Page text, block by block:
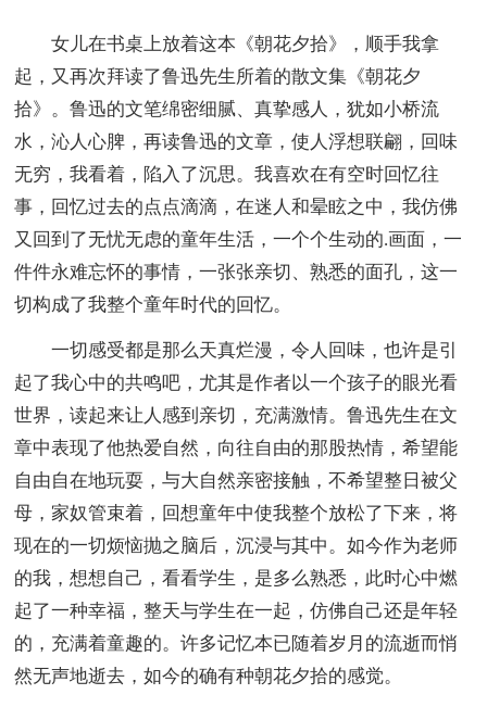
女儿在书桌上放着这本《朝花夕拾》，顺手我拿
起，又再次拜读了鲁迅先生所着的散文集《朝花夕
拾》。鲁迅的文笔绵密细腻、真挚感人，犹如小桥流
水，沁人心脾，再读鲁迅的文章，使人浮想联翩，回味
无穷，我看着，陷入了沉思。我喜欢在有空时回忆往
事，回忆过去的点点滴滴，在迷人和晕眩之中，我仿佛
又回到了无忧无虑的童年生活，一个个生动的.画面，一
件件永难忘怀的事情，一张张亲切、熟悉的面孔，这一
切构成了我整个童年时代的回忆。
一切感受都是那么天真烂漫，令人回味，也许是引
起了我心中的共鸣吧，尤其是作者以一个孩子的眼光看
世界，读起来让人感到亲切，充满激情。鲁迅先生在文
章中表现了他热爱自然，向往自由的那股热情，希望能
自由自在地玩耍，与大自然亲密接触，不希望整日被父
母，家奴管束着，回想童年中使我整个放松了下来，将
现在的一切烦恼抛之脑后，沉浸与其中。如今作为老师
的我，想想自己，看看学生，是多么熟悉，此时心中燃
起了一种幸福，整天与学生在一起，仿佛自己还是年轻
的，充满着童趣的。许多记忆本已随着岁月的流逝而悄
然无声地逝去，如今的确有种朝花夕拾的感觉。